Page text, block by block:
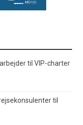
til VIP-charter
til